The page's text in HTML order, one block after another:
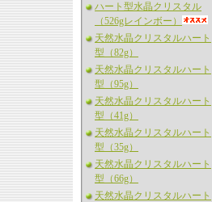
ハート型水晶クリスタル
（526gレインボー）
天然水晶クリスタルハート
型（82g）
天然水晶クリスタルハート
型（95g）
天然水晶クリスタルハート
型（41g）
天然水晶クリスタルハート
型（35g）
天然水晶クリスタルハート
型（66g）
天然水晶クリスタルハート